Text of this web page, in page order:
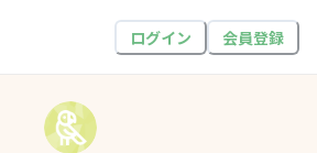
ログイン 会員登録